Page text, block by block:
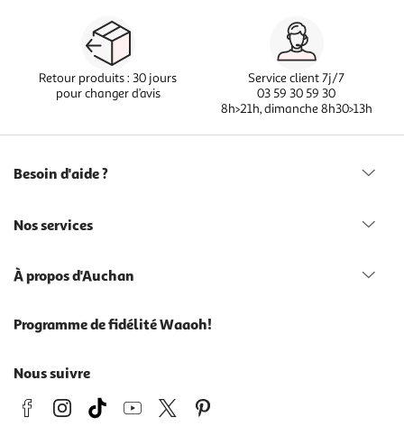
Retour produits : 30 jours
pour changer d’avis
Service client 7j/7
03 59 30 59 30
8h>21h, dimanche 8h30>13h
Besoin d'aide ?
Nos services
À propos d'Auchan
Programme de fidélité Waaoh!
Nous suivre